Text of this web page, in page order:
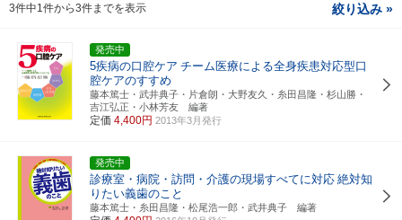
3件中1件から3件までを表示 絞り込み »
発売中
5疾病の口腔ケア チーム医療による全身疾患対応型口
腔ケアのすすめ
藤本篤士・武井典子・片倉朗・大野友久・糸田昌隆・杉山勝・
吉江弘正・小林芳友 編著
定価 4,400円 2013年3月発行
発売中
診療室・病院・訪問・介護の現場すべてに対応 絶対知
りたい義歯のこと
藤本篤士・糸田昌隆・松尾浩一郎・武井典子 編著